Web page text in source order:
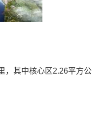
，其中核心区2.26平方公